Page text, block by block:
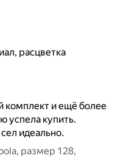
расцветка
комплект и ещё более
успела купить.
идеально.
размер 128,